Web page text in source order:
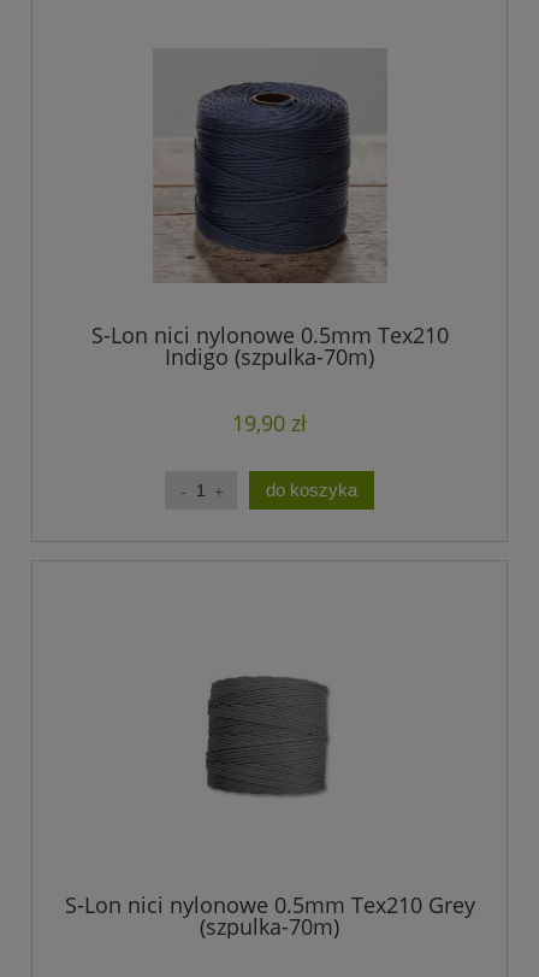
S-Lon nici nylonowe 0.5mm Tex210
Indigo (szpulka-70m)
19,90 zł
do koszyka
S-Lon nici nylonowe 0.5mm Tex210 Grey
(szpulka-70m)